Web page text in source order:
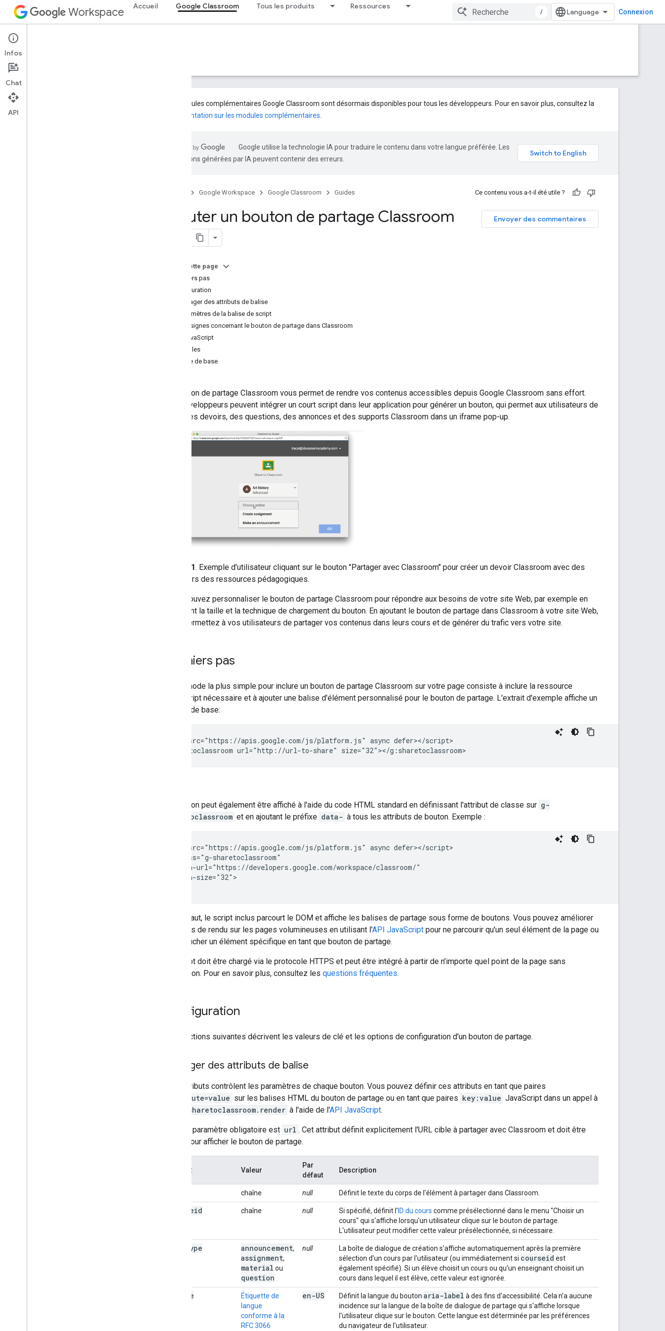
Workspace Accueil Google Classroom Tous les produits Ressources
/ Connexion
Google Classroom
Aperçu
Les modules complémentaires Google Classroom sont désormais disponibles pour tous les développeurs. Pour en savoir plus, consultez la
documentation sur les modules complémentaires
Google utilise la technologie IA pour traduire le contenu dans votre langue préférée. Les
traductions générées par IA peuvent contenir des erreurs.
Google Workspace Google Classroom Guides Ce contenu vous a-t-il été utile ?
Envoyer des commentaires
Ajouter un bouton de partage Classroom
Sur cette page
Premiers pas
Configuration
Partager des attributs de balise
Paramètres de la balise de script
Consignes concernant le bouton de partage dans Classroom
API JavaScript
Exemples
Page de base
Le bouton de partage Classroom vous permet de rendre vos contenus accessibles depuis Google Classroom sans effort.
Les développeurs peuvent intégrer un court script dans leur application pour générer un bouton, qui permet aux utilisateurs de
créer des devoirs, des questions, des annonces et des supports Classroom dans un iframe pop-up.
Figure 1. Exemple d'utilisateur cliquant sur le bouton "Partager avec Classroom" pour créer un devoir Classroom avec des
liens vers des ressources pédagogiques.
Vous pouvez personnaliser le bouton de partage Classroom pour répondre aux besoins de votre site Web, par exemple en
modifiant la taille et la technique de chargement du bouton. En ajoutant le bouton de partage dans Classroom à votre site Web,
vous permettez à vos utilisateurs de partager vos contenus dans leurs cours et de générer du trafic vers votre site.
Premiers pas
La méthode la plus simple pour inclure un bouton de partage Classroom sur votre page consiste à inclure la ressource
JavaScript nécessaire et à ajouter une balise d'élément personnalisé pour le bouton de partage. L'extrait d'exemple affiche un
bouton de base:
<script src="https://apis.google.com/js/platform.js" async defer></script>
Le bouton peut également être affiché à l'aide du code HTML standard en définissant l'attribut de classe sur g-
sharetoclassroom et en ajoutant le préfixe data- à tous les attributs de bouton. Exemple :
<script src="https://apis.google.com/js/platform.js" async defer></script>
<div class="g-sharetoclassroom"
     data-url="https://developers.google.com/workspace/classroom/"
     data-size="32">
Par défaut, le script inclus parcourt le DOM et affiche les balises de partage sous forme de boutons. Vous pouvez améliorer
le temps de rendu sur les pages volumineuses en utilisant l'API JavaScript pour ne parcourir qu'un seul élément de la page ou
pour afficher un élément spécifique en tant que bouton de partage.
Le script doit être chargé via le protocole HTTPS et peut être intégré à partir de n'importe quel point de la page sans
restriction. Pour en savoir plus, consultez les questions fréquentes.
Configuration
Les sections suivantes décrivent les valeurs de clé et les options de configuration d'un bouton de partage.
Partager des attributs de balise
Ces attributs contrôlent les paramètres de chaque bouton. Vous pouvez définir ces attributs en tant que paires
attribute=value sur les balises HTML du bouton de partage ou en tant que paires key:value JavaScript dans un appel à
gapi.sharetoclassroom.render à l'aide de l'API JavaScript.
Le seul paramètre obligatoire est url . Cet attribut définit explicitement l'URL cible à partager avec Classroom et doit être
défini pour afficher le bouton de partage.
Attribut Valeur
Par
défaut
Description
chaîne null Définit le texte du corps de l'élément à partager dans Classroom.
courseid chaîne null Si spécifié, définit l' ID du cours comme présélectionné dans le menu "Choisir un
cours" qui s'affiche lorsqu'un utilisateur clique sur le bouton de partage.
L'utilisateur peut modifier cette valeur présélectionnée, si nécessaire.
itemtype announcement,
assignment,
material ou
question
null
La boîte de dialogue de création s'affiche automatiquement après la première
sélection d'un cours par l'utilisateur (ou immédiatement si courseid est
également spécifié). Si un élève choisit un cours ou qu'un enseignant choisit un
cours dans lequel il est élève, cette valeur est ignorée.
locale
Étiquette de
langue
conforme à la
RFC 3066
en-US Définit la langue du bouton aria-label à des fins d'accessibilité. Cela n'a aucune
incidence sur la langue de la boîte de dialogue de partage qui s'affiche lorsque
l'utilisateur clique sur le bouton. Cette langue est déterminée par les préférences
du navigateur de l'utilisateur.
Infos
Chat
API